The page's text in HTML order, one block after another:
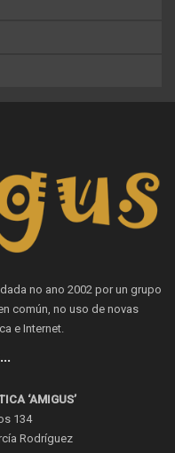
no ano 2002 por un grupo
común, no uso de novas
e Internet.
‘AMIGUS’
134
Rodríguez